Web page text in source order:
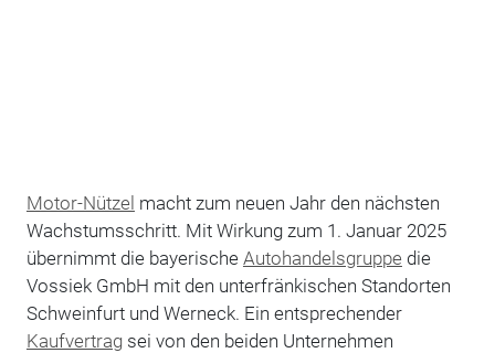
Motor-Nützel macht zum neuen Jahr den nächsten
Wachstumsschritt. Mit Wirkung zum 1. Januar 2025
übernimmt die bayerische Autohandelsgruppe die
Vossiek GmbH mit den unterfränkischen Standorten
Schweinfurt und Werneck. Ein entsprechender
Kaufvertragsei von den beiden Unternehmen